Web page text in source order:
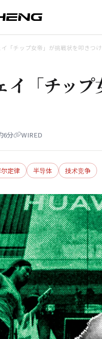
イ「チップ女帝」が挑戦状を叩きつ
イ「チッ
6分 WIRED
定律 半导体 技术竞争